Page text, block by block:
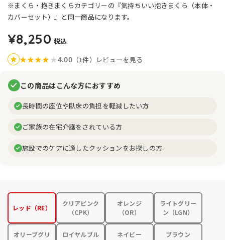
※まくら・抱きまくらカテゴリーの『気持ちいい抱きまくら（本体・
カバーセット）』と同一商品になります。
¥8,250 税込
★★★★★4.00（1件） レビューを見る
この商品はこんな方におすすめ
長時間の座位や臥床の負担を軽減したい方
ご家族の在宅介護をされている方
施設でのケアに適したクッションをお探しの方
レッド（RE）
クリアピンク
（CPK）
オレンジ
（OR）
ライトグリー
ン（LGN）
オリーブグリ
ロイヤルブル
ネイビー
ブラウン